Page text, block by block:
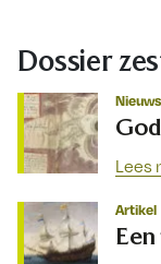
Dossier
Nieuws
Lees
Artikel